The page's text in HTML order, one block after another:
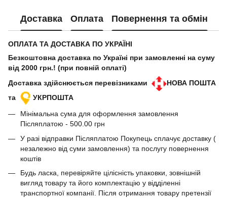
Доставка Оплата Повернення та обмін
ОПЛАТА ТА ДОСТАВКА ПО УКРАЇНІ
Безкоштовна доставка по Україні при замовленні на суму
від 2000 грн.! (при повній оплаті)
Доставка здійснюється перевізниками
НОВА ПОШТА
та
УКРПОШТА
Мінімальна сума для оформлення замовлення
Післяплатою - 500.00 грн
У разі відправки Післяплатою Покупець сплачує доставку (
незалежно від суми замовлення) та послугу повернення
коштів
Будь ласка, перевіряйте цілісність упаковки, зовнішній
вигляд товару та його комплектацію у відділенні
транспортної компанії. Після отримання товару претензії